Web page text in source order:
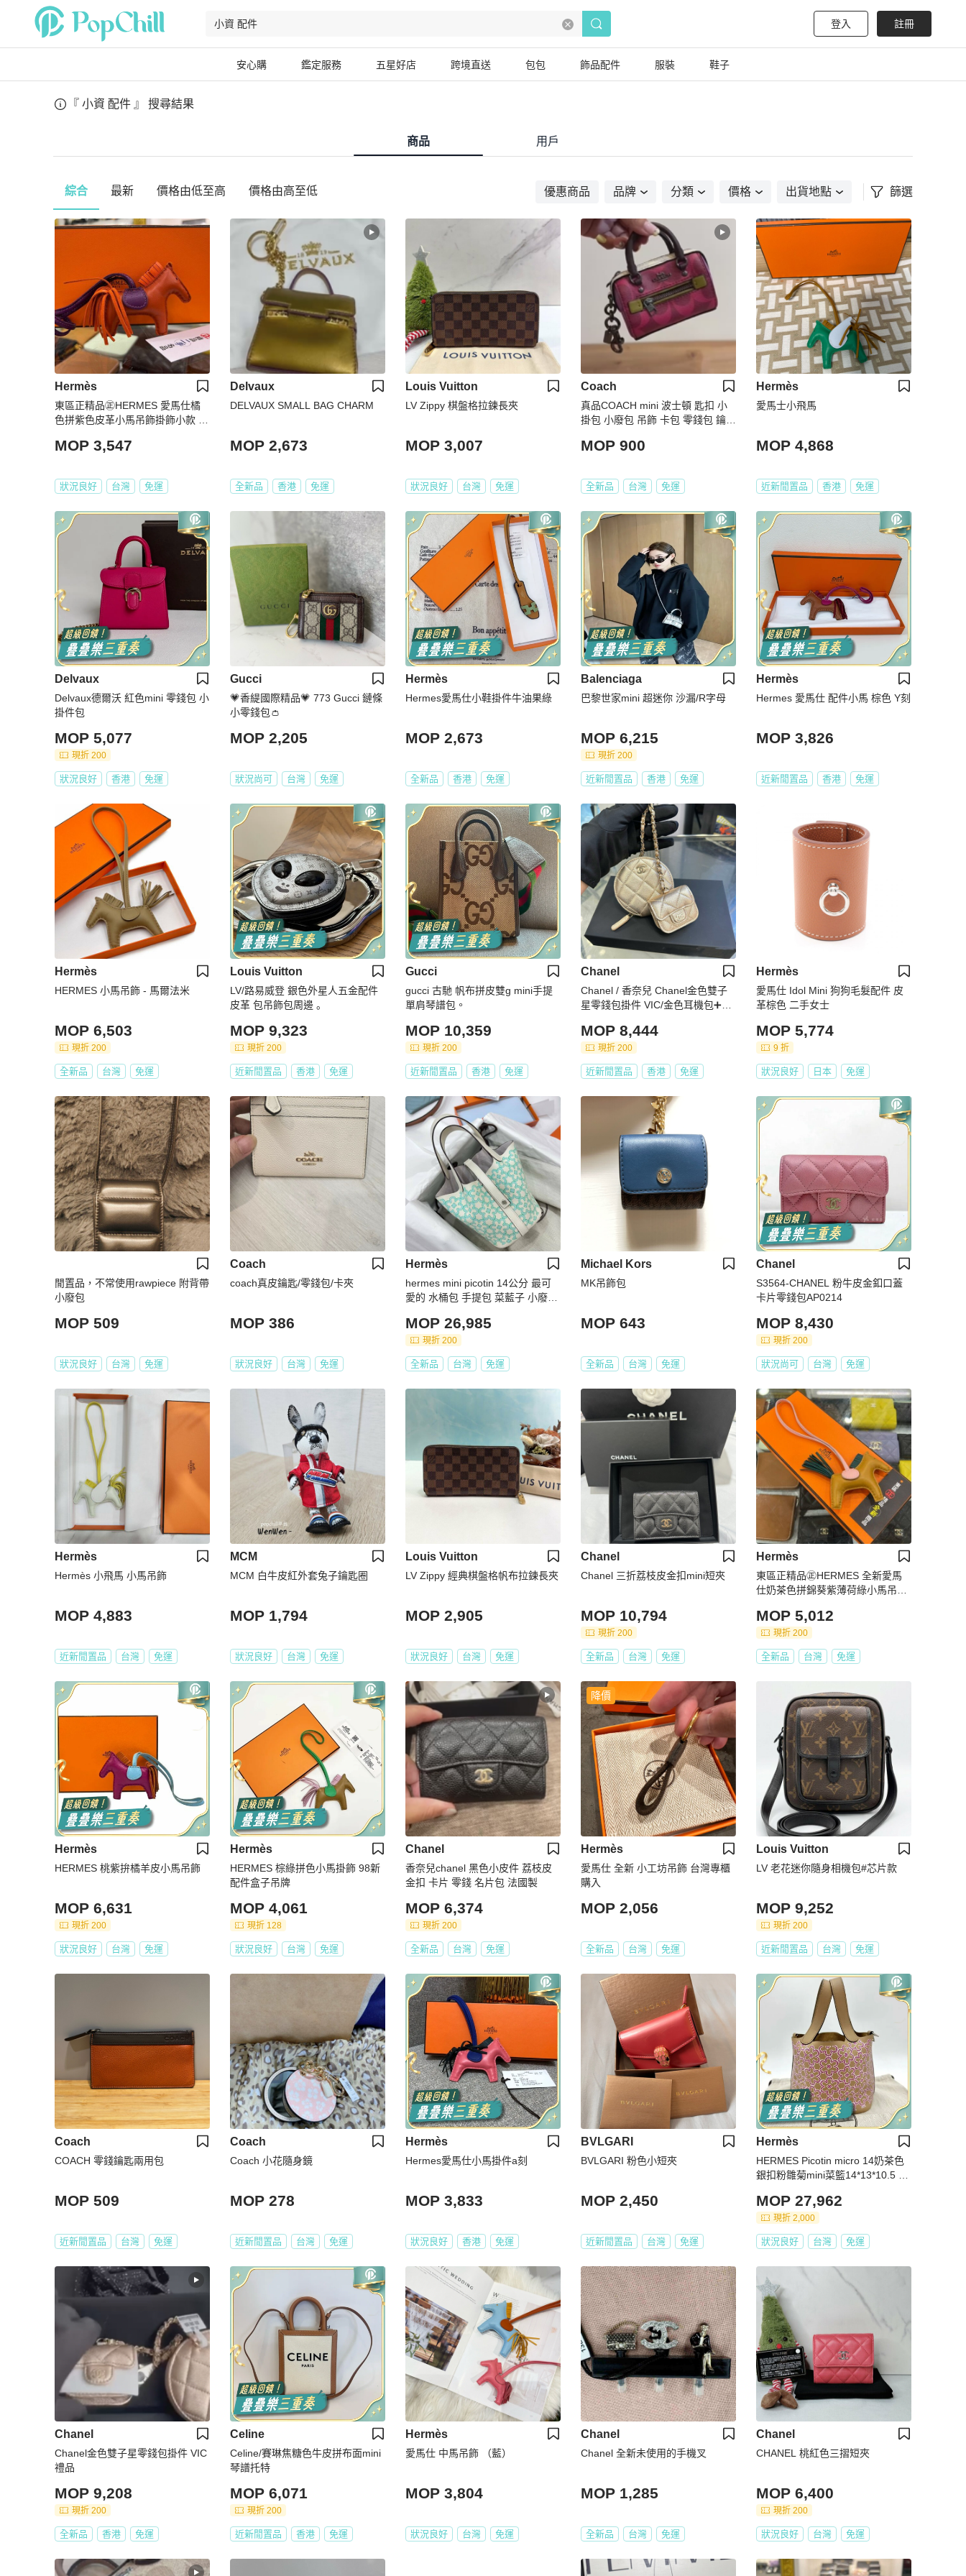
登入 註冊
安心購 鑑定服務 五星好店 跨境直送 包包 飾品配件 服裝 鞋子
『 小資 配件 』 搜尋結果
商品 用戶
綜合 最新 價格由低至高 價格由高至低 優惠商品 品牌 分類 價格 出貨地點 篩選
Hermès
東區正精品㊣HERMES 愛馬仕橘
色拼紫色皮革小馬吊飾掛飾小款 Z
MOP 3,547
狀況良好 台灣 免運
Delvaux
DELVAUX SMALL BAG CHARM
MOP 2,673
全新品 香港 免運
Louis Vuitton
LV Zippy 棋盤格拉鍊長夾
MOP 3,007
狀況良好 台灣 免運
Coach
真品COACH mini 波士頓 匙扣 小
掛包 小廢包 吊飾 卡包 零錢包 鑰匙
MOP 900
全新品 台灣 免運
Hermès
愛馬士小飛馬
MOP 4,868
近新閒置品 香港 免運
Delvaux
Delvaux德爾沃 紅色mini 零錢包 小
掛件包
MOP 5,077
現折 200
狀況良好 香港 免運
Gucci
💗香緹國際精品💗 773 Gucci 鏈條
小零錢包👛
MOP 2,205
狀況尚可 台灣 免運
Hermès
Hermes愛馬仕小鞋掛件牛油果綠
MOP 2,673
全新品 香港 免運
Balenciaga
巴黎世家mini 超迷你 沙漏/R字母
MOP 6,215
現折 200
近新閒置品 香港 免運
Hermès
Hermes 愛馬仕 配件小馬 棕色 Y刻
MOP 3,826
近新閒置品 香港 免運
Hermès
HERMES 小馬吊飾 - 馬爾法米
MOP 6,503
現折 200
全新品 台灣 免運
Louis Vuitton
LV/路易威登 銀色外星人五金配件
皮革 包吊飾包周邊 。
MOP 9,323
現折 200
近新閒置品 香港 免運
Gucci
gucci 古馳 帆布拼皮雙g mini手提
單肩琴譜包。
MOP 10,359
現折 200
近新閒置品 香港 免運
Chanel
Chanel / 香奈兒 Chanel金色雙子
星零錢包掛件 VIC/金色耳機包➕圓
MOP 8,444
現折 200
近新閒置品 香港 免運
Hermès
愛馬仕 Idol Mini 狗狗毛髮配件 皮
革棕色 二手女士
MOP 5,774
9 折
狀況良好 日本 免運
閒置品，不常使用rawpiece 附背帶
小廢包
MOP 509
狀況良好 台灣 免運
Coach
coach真皮鑰匙/零錢包/卡夾
MOP 386
狀況良好 台灣 免運
Hermès
hermes mini picotin 14公分 最可
愛的 水桶包 手提包 菜藍子 小廢包
MOP 26,985
現折 200
全新品 台灣 免運
Michael Kors
MK吊飾包
MOP 643
全新品 台灣 免運
Chanel
S3564-CHANEL 粉牛皮金釦口蓋
卡片零錢包AP0214
MOP 8,430
現折 200
狀況尚可 台灣 免運
Hermès
Hermès 小飛馬 小馬吊飾
MOP 4,883
近新閒置品 台灣 免運
MCM
MCM 白牛皮紅外套兔子鑰匙圈
MOP 1,794
狀況良好 台灣 免運
Louis Vuitton
LV Zippy 經典棋盤格帆布拉鍊長夾
MOP 2,905
狀況良好 台灣 免運
Chanel
Chanel 三折荔枝皮金扣mini短夾
MOP 10,794
現折 200
全新品 台灣 免運
Hermès
東區正精品㊣HERMES 全新愛馬
仕奶茶色拼錦葵紫薄荷綠小馬吊飾
MOP 5,012
現折 200
全新品 台灣 免運
Hermès
HERMES 桃紫拚橘羊皮小馬吊飾
MOP 6,631
現折 200
狀況良好 台灣 免運
Hermès
HERMES 棕綠拼色小馬掛飾 98新
配件盒子吊牌
MOP 4,061
現折 128
狀況良好 台灣 免運
Chanel
香奈兒chanel 黑色小皮件 荔枝皮
金扣 卡片 零錢 名片包 法國製
MOP 6,374
現折 200
全新品 台灣 免運
降價
Hermès
愛馬仕 全新 小工坊吊飾 台灣專櫃
購入
MOP 2,056
全新品 台灣 免運
Louis Vuitton
LV 老花迷你隨身相機包#芯片款
MOP 9,252
現折 200
近新閒置品 台灣 免運
Coach
COACH 零錢鑰匙兩用包
MOP 509
近新閒置品 台灣 免運
Coach
Coach 小花隨身鏡
MOP 278
近新閒置品 台灣 免運
Hermès
Hermes愛馬仕小馬掛件a刻
MOP 3,833
狀況良好 香港 免運
BVLGARI
BVLGARI 粉色小短夾
MOP 2,450
近新閒置品 台灣 免運
Hermès
HERMES Picotin micro 14奶茶色
銀扣粉雛菊mini菜籃14*13*10.5 98
MOP 27,962
現折 2,000
狀況良好 台灣 免運
Chanel
Chanel金色雙子星零錢包掛件 VIC
禮品
MOP 9,208
現折 200
全新品 香港 免運
Celine
Celine/賽琳焦糖色牛皮拼布面mini
琴譜托特
MOP 6,071
現折 200
近新閒置品 香港 免運
Hermès
愛馬仕 中馬吊飾 （藍）
MOP 3,804
狀況良好 台灣 免運
Chanel
Chanel 全新未使用的手機叉
MOP 1,285
全新品 台灣 免運
Chanel
CHANEL 桃紅色三摺短夾
MOP 6,400
現折 200
狀況良好 台灣 免運